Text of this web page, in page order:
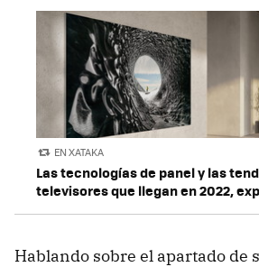
EN XATAKA
Las tecnologías de panel y las
televisores que llegan en 2022,
Hablando sobre el apartado de